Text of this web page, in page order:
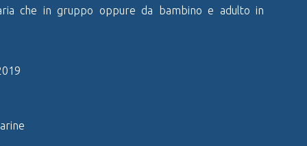
che in gruppo oppure da bambino e adulto in